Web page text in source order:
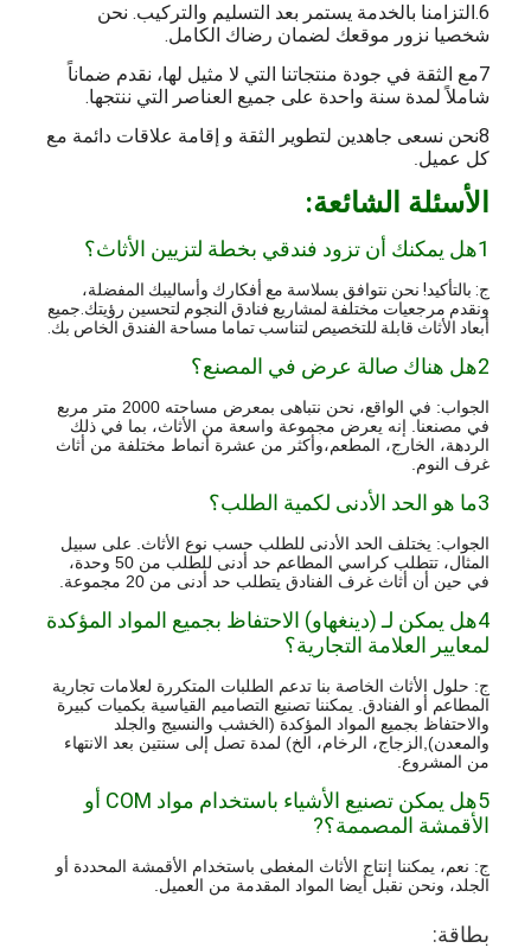
6.التزامنا بالخدمة يستمر بعد التسليم والتركيب. نحن
شخصيا نزور موقعك لضمان رضاك الكامل.
7مع الثقة في جودة منتجاتنا التي لا مثيل لها، نقدم ضماناً
شاملاً لمدة سنة واحدة على جميع العناصر التي ننتجها.
8نحن نسعى جاهدين لتطوير الثقة و إقامة علاقات دائمة مع
كل عميل
الأسئلة الشائعة:
1هل يمكنك أن تزود فندقي بخطة لتزيين الأثاث؟
ج: بالتأكيد! نحن نتوافق بسلاسة مع أفكارك وأساليبك المفضلة،
ونقدم مرجعيات مختلفة لمشاريع فنادق النجوم لتحسين رؤيتك.جميع
أبعاد الأثاث قابلة للتخصيص لتناسب تماما مساحة الفندق الخاص بك.
2هل هناك صالة عرض في المصنع؟
الجواب: في الواقع، نحن نتباهى بمعرض مساحته 2000 متر مربع
في مصنعنا. إنه يعرض مجموعة واسعة من الأثاث، بما في ذلك
الردهة، الخارج، المطعم،وأكثر من عشرة أنماط مختلفة من أثاث
غرف النوم.
3ما هو الحد الأدنى لكمية الطلب؟
الجواب: يختلف الحد الأدنى للطلب حسب نوع الأثاث. على سبيل
المثال، تتطلب كراسي المطاعم حد أدنى للطلب من 50 وحدة،
في حين أن أثاث غرف الفنادق يتطلب حد أدنى من 20 مجموعة.
4هل يمكن لـ (دينغهاو) الاحتفاظ بجميع المواد المؤكدة
لمعايير العلامة التجارية؟
ج: حلول الأثاث الخاصة بنا تدعم الطلبات المتكررة لعلامات تجارية
المطاعم أو الفنادق. يمكننا تصنيع التصاميم القياسية بكميات كبيرة
والاحتفاظ بجميع المواد المؤكدة (الخشب والنسيج والجلد
والمعدن),الزجاج، الرخام، الخ) لمدة تصل إلى سنتين بعد الانتهاء
من المشروع.
5هل يمكن تصنيع الأشياء باستخدام مواد COM أو
الأقمشة المصممة؟?
ج: نعم، يمكننا إنتاج الأثاث المغطى باستخدام الأقمشة المحددة أو
الجلد، ونحن نقبل أيضا المواد المقدمة من العميل.
بطاقة: